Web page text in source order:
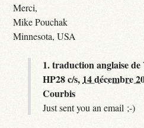
Merci,
Mike Pouchak
Minnesota, USA
1.traduction anglaise de
HP28 c/s, 14 décembre
Courbis
Just sent you an email ;-)